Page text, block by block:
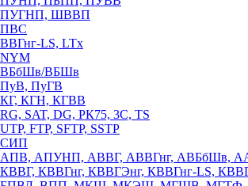
ПУГНП, ШВВП
ПВС
ВВГнг-LS, LTx
NYM
ВБбШв/ВБШв
ПуВ, ПуГВ
КГ, КГН, КГВВ
RG, SAT, DG, РК75, 3С, TS
UTP, FTP, SFTP, SSTP
СИП
АПВ, АПУНП, АВВГ, АВВГнг, АВБбШв,
КВВГ, КВВГнг, КВВГЭнг, КВВГнг-LS,